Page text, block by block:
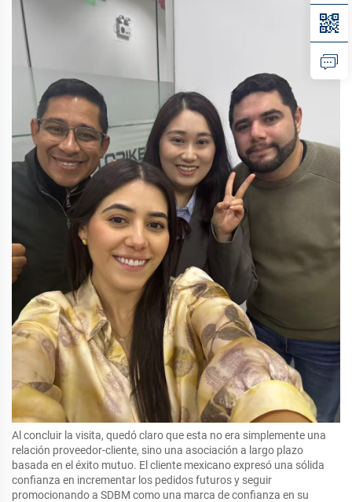
Al concluir la visita, quedó claro que esta no era simplemente una
relación proveedor-cliente, sino una asociación a largo plazo
basada en el éxito mutuo. El cliente mexicano expresó una sólida
confianza en incrementar los pedidos futuros y seguir
promocionando a SDBM como una marca de confianza en su